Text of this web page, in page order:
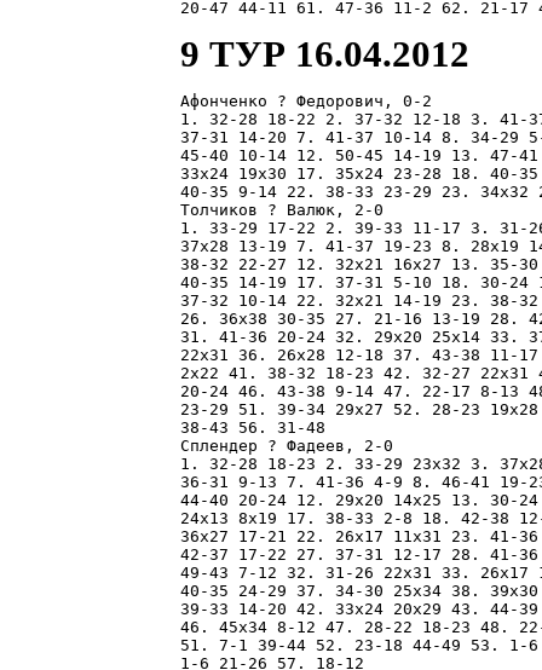
9 ТУР 16.04.2012
Афонченко ? Федорович, 0-2
1. 32-28 18-22 2. 37-32 12-18 3. 41-
37-31 14-20 7. 41-37 10-14 8. 34-29
45-40 10-14 12. 50-45 14-19 13. 47-
33x24 19x30 17. 35x24 23-28 18. 40-
40-35 9-14 22. 38-33 23-29 23.
Толчиков ? Валюк, 2-0
1. 33-29 17-22 2. 39-33 11-17 3. 31-
37x28 13-19 7. 41-37 19-23 8. 28x19
38-32 22-27 12. 32x21 16x27 13. 35-
40-35 14-19 17. 37-31 5-10 18. 30-24
37-32 10-14 22. 32x21 14-19 23. 38-
26. 36x38 30-35 27. 21-16 13-19 28.
31. 41-36 20-24 32. 29x20 25x14 33.
22x31 36. 26x28 12-18 37. 43-38 11-
2x22 41. 38-32 18-23 42. 32-27
20-24 46. 43-38 9-14 47. 22-17 8-13
23-29 51. 39-34 29x27 52. 28-23
38-43 56. 31-48
Сплендер ? Фадеев, 2-0
1. 32-28 18-23 2. 33-29 23x32 3.
36-31 9-13 7. 41-36 4-9 8. 46-41 19-
44-40 20-24 12. 29x20 14x25 13. 30-
24x13 8x19 17. 38-33 2-8 18. 42-38
36x27 17-21 22. 26x17 11x31 23. 41-
42-37 17-22 27. 37-31 12-17 28. 41-
49-43 7-12 32. 31-26 22x31 33.
40-35 24-29 37. 34-30 25x34 38.
39-33 14-20 42. 33x24 20x29 43. 44-
46. 45x34 8-12 47. 28-22 18-23 48.
51. 7-1 39-44 52. 23-18 44-49 53. 1-
1-6 21-26 57. 18-12